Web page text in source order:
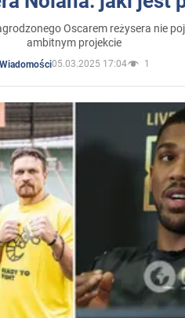
Oscarem reżysera nie
ambitnym projekcie
Wiadomości05.03.2025 17:04 1